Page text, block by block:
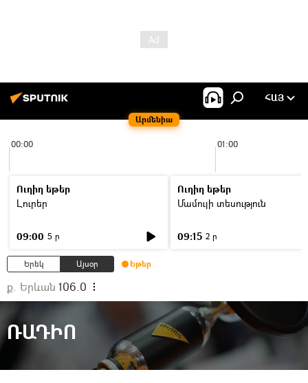
Արմենիա
ՀԱՅ
00:00 01:00
Ուղիղ եթեր
Լուրեր
09:00 5 ր
Ուղիղ եթեր
Մամուլի տեսություն
09:15 2 ր
Երեկ Այսօր Եթեր
ք. Երևան 106.0
ՌԱԴԻՈ